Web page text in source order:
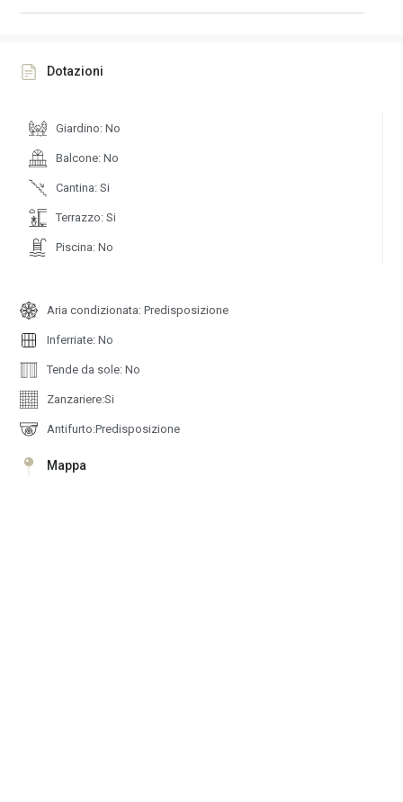
Dotazioni
Giardino: No
Balcone: No
Cantina: Si
Terrazzo: Si
Piscina: No
Aria condizionata: Predisposizione
Inferriate: No
Tende da sole: No
Zanzariere:Si
Antifurto:Predisposizione
Mappa